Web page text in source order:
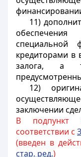
11)
обеспечения
специальной
кредиторами в
залога, а
12)
заключении
В подпункт
соответствии с
(введен в
стар. ред.)